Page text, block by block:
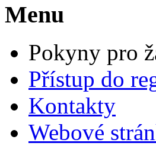
Menu
Pokyny pro
Přístup do
Kontakty
Webové